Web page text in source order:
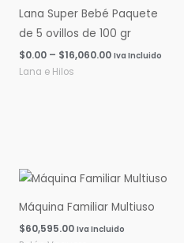
Lana Super Bebé Paquete
de 5 ovillos de 100 gr
$0.00 – $16,060.00
$16,060.00
Iva Incluido
Lana e Hilos
Máquina Familiar Multiuso
$60,595.00 Iva Incluido